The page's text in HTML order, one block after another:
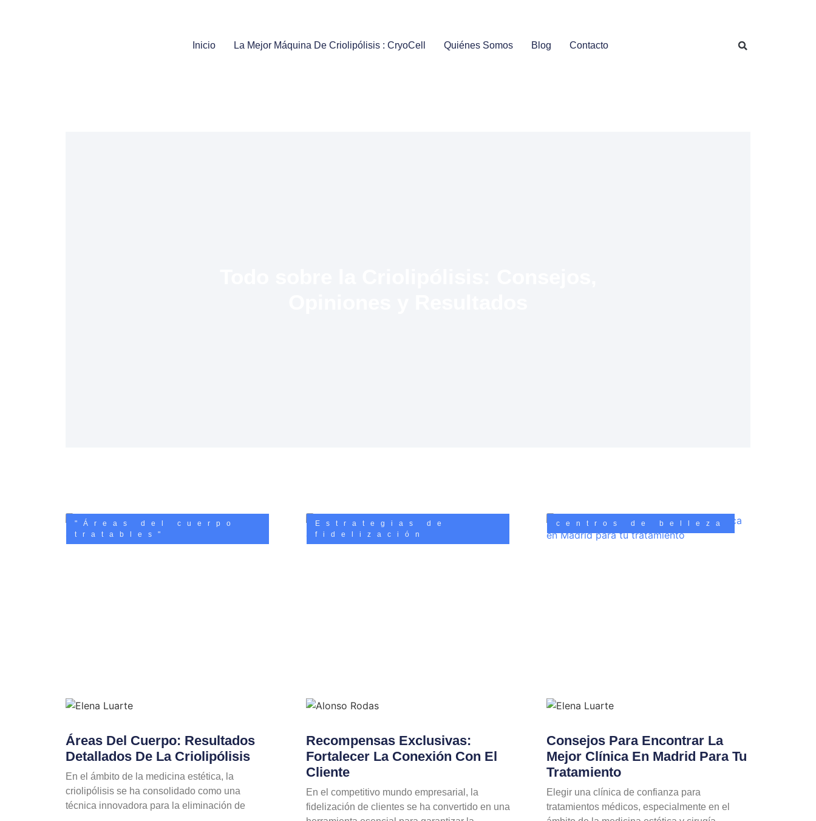
Inicio La Mejor Máquina De Criolipólisis : CryoCell Quiénes Somos Blog Contacto
"Áreas del cuerpo
tratables"
Áreas Del Cuerpo: Resultados
Detallados De La Criolipólisis
En el ámbito de la medicina estética, la
criolipólisis se ha consolidado como una
técnica innovadora para la eliminación de
Estrategias de
fidelización
Recompensas Exclusivas:
Fortalecer La Conexión Con El
Cliente
En el competitivo mundo empresarial, la
fidelización de clientes se ha convertido en una
centros de belleza
Consejos Para Encontrar La
Mejor Clínica En Madrid Para Tu
Tratamiento
Elegir una clínica de confianza para
tratamientos médicos, especialmente en el